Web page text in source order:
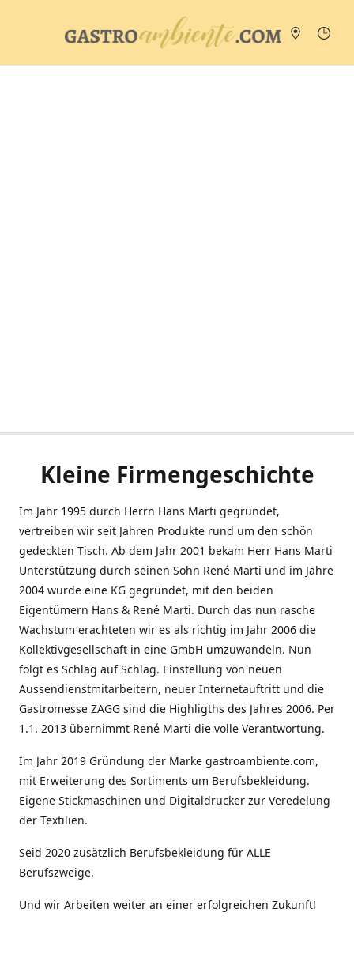
Kleine Firmengeschichte
Im Jahr 1995 durch Herrn Hans Marti gegründet,
vertreiben wir seit Jahren Produkte rund um den schön
gedeckten Tisch. Ab dem Jahr 2001 bekam Herr Hans Marti
Unterstützung durch seinen Sohn René Marti und im Jahre
2004 wurde eine KG gegründet, mit den beiden
Eigentümern Hans & René Marti. Durch das nun rasche
Wachstum erachteten wir es als richtig im Jahr 2006 die
Kollektivgesellschaft in eine GmbH umzuwandeln. Nun
folgt es Schlag auf Schlag. Einstellung von neuen
Aussendienstmitarbeitern, neuer Internetauftritt und die
Gastromesse ZAGG sind die Highligths des Jahres 2006. Per
1.1. 2013 übernimmt René Marti die volle Verantwortung.
Im Jahr 2019 Gründung der Marke gastroambiente.com,
mit Erweiterung des Sortiments um Berufsbekleidung.
Eigene Stickmaschinen und Digitaldrucker zur Veredelung
der Textilien.
Seid 2020 zusätzlich Berufsbekleidung für ALLE
Berufszweige.
Und wir Arbeiten weiter an einer erfolgreichen Zukunft!